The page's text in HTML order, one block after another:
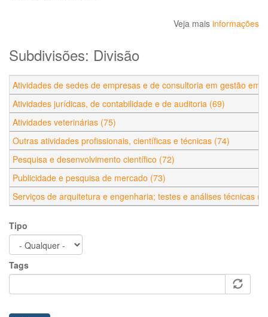
Veja mais informações
Subdivisões: Divisão
Atividades de sedes de empresas e de consultoria em gestão
Atividades jurídicas, de contabilidade e de auditoria (69)
Atividades veterinárias (75)
Outras atividades profissionais, científicas e técnicas (74)
Pesquisa e desenvolvimento científico (72)
Publicidade e pesquisa de mercado (73)
Serviços de arquitetura e engenharia; testes e análises técnicas
Tipo
Tags